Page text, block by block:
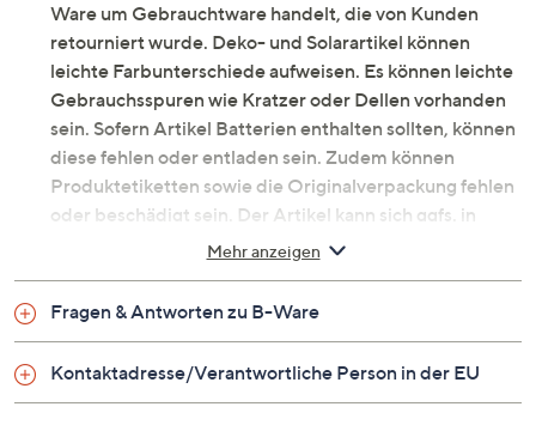
Ware um Gebrauchtware handelt, die von Kunden
retourniert wurde. Deko- und Solarartikel können
leichte Farbunterschiede aufweisen. Es können leichte
Gebrauchsspuren wie Kratzer oder Dellen vorhanden
sein. Sofern Artikel Batterien enthalten sollten, können
diese fehlen oder entladen sein. Zudem können
Produktetiketten sowie die Originalverpackung fehlen
oder beschädigt sein. Der Artikel kann sich ggfs. in
einer neutralen Umverpackung befinden. Erfahre mehr
unten.
LED-Kugelkerzen mit Samt-
Oberfläche
Weil du dich zu Hause wohlfühlen möchtest: Die
Mehr anzeigen
Fragen & Antworten zu B-Ware
Kontaktadresse/Verantwortliche Person in der EU